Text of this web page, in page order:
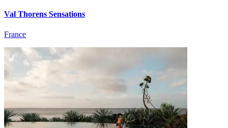
Val Thorens Sensations
France